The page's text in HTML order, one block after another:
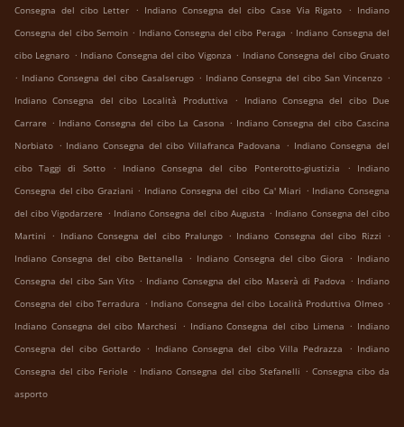
Consegna del cibo Letter . Indiano Consegna del cibo Case Via Rigato . Indiano
Consegna del cibo Semoin . Indiano Consegna del cibo Peraga . Indiano Consegna del
cibo Legnaro . Indiano Consegna del cibo Vigonza . Indiano Consegna del cibo Gruato
. Indiano Consegna del cibo Casalserugo . Indiano Consegna del cibo San Vincenzo .
Indiano Consegna del cibo Località Produttiva
.
Indiano Consegna del cibo Due
Carrare . Indiano Consegna del cibo La Casona . Indiano Consegna del cibo Cascina
Norbiato . Indiano Consegna del cibo Villafranca Padovana . Indiano Consegna del
cibo Taggi di Sotto
. Indiano Consegna del cibo Ponterotto-giustizia .
Indiano
Consegna del cibo Graziani . Indiano Consegna del cibo Ca' Miari . Indiano Consegna
del cibo Vigodarzere . Indiano Consegna del cibo Augusta . Indiano Consegna del cibo
Martini . Indiano Consegna del cibo Pralungo . Indiano Consegna del cibo Rizzi .
Indiano Consegna del cibo Bettanella . Indiano Consegna del cibo Giora . Indiano
Consegna del cibo San Vito . Indiano Consegna del cibo Maserà di Padova . Indiano
Consegna del cibo Terradura . Indiano Consegna del cibo Località Produttiva Olmeo .
Indiano Consegna del cibo Marchesi . Indiano Consegna del cibo Limena . Indiano
Consegna del cibo Gottardo . Indiano Consegna del cibo Villa Pedrazza . Indiano
Consegna del cibo Feriole . Indiano Consegna del cibo Stefanelli . Consegna cibo da
asporto